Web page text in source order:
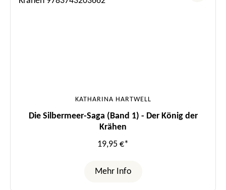
KATHARINA HARTWELL
Die Silbermeer-Saga (Band 1) - Der König der
Krähen
19,95 €*
Mehr Info